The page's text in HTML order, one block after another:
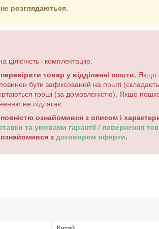
не розглядаються
і комплектацію.
товар у відділенні пошти. Якщо
бути зафіксований на пошті
гроші (за домовленістю). Якщо
не підлягає.
ознайомився з описом і
та умовами гарантії / повернення
з договором оферти.